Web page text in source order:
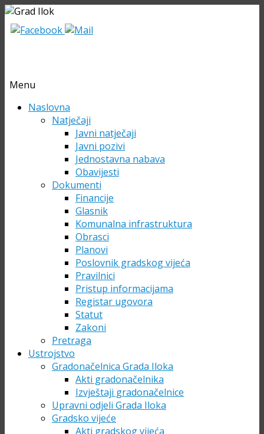
Menu
Skip Naslovna
Natječaji
Javni natječaji
Javni pozivi
Jednostavna nabava
Obavijesti
Dokumenti
Financije
Glasnik
Komunalna infrastruktura
Obrasci
Planovi
Poslovnik gradskog vijeća
Pravilnici
Pristup informacijama
Registar ugovora
Statut
Zakoni
Pretraga
Ustrojstvo
Gradonačelnica Grada Iloka
Akti gradonačelnika
Izvještaji gradonačelnice
Upravni odjeli Grada Iloka
Gradsko vijeće
Akti gradskog vijeća